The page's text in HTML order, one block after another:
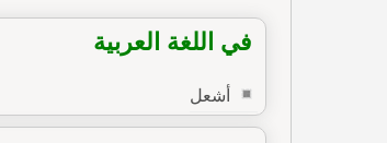
في اللغة العربية
أشعل